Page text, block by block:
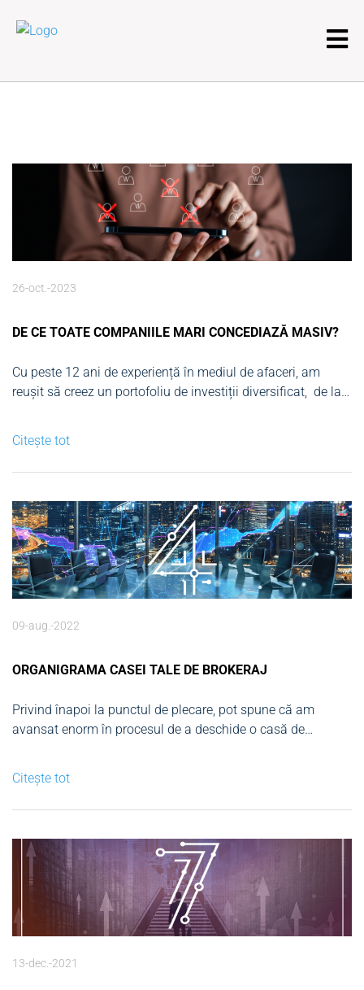
26-oct.-2023
DE CE TOATE COMPANIILE MARI CONCEDIAZĂ MASIV?
Cu peste 12 ani de experiență în mediul de afaceri, am
reușit să creez un portofoliu de investiții diversificat, de la
proiecte inovatoare în energie verde. Activitatea mea zilnică
se concentrează pe analiza tendințelor de piață,...
Citește tot
09-aug.-2022
ORGANIGRAMA CASEI TALE DE BROKERAJ
Privind înapoi la punctul de plecare, pot spune că am
avansat enorm în procesul de a deschide o casă de
determinat în a-ți atinge obiectivele, timpul și efortul tău vor
Citește tot
13-dec.-2021